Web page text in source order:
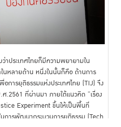
าประเทศไทยก็มีความพยายามใน
นหลายด้าน หนึ่งในนั้นก็คือ ด้านการ
ารยุติธรรมแห่งประเทศไทย (TIJ) จึง
.2561 ที่ผ่านมา ภายใต้แนวคิด “เรื่อง
Experiment ขึ้นให้เป็นพื้นที่
นการพัฒนากระบวนการยุติธรรม (Tech